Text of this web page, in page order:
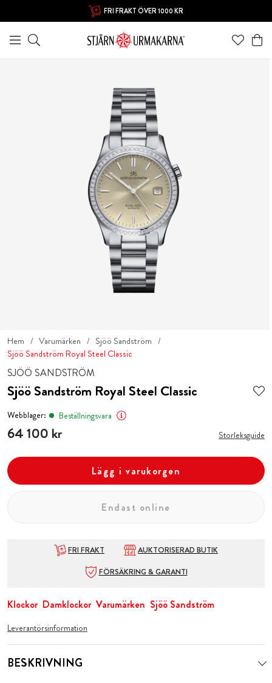
FRI FRAKT ÖVER 1000 KR
Hem Varumärken
Sjöö Sandström
Sjöö Sandström Royal Steel Classic
SJÖÖ SANDSTRÖM
Sjöö Sandström Royal Steel Classic
Webblager: Beställningsvara
Pris :64 100 kr
64 100 kr Storleksguide
Lägg i varukorgen
Endast online
FRI FRAKT
AUKTORISERAD BUTIK
FÖRSÄKRING & GARANTI
Klockor Damklockor Varumärken Sjöö Sandström
Leverantörsinformation
BESKRIVNING